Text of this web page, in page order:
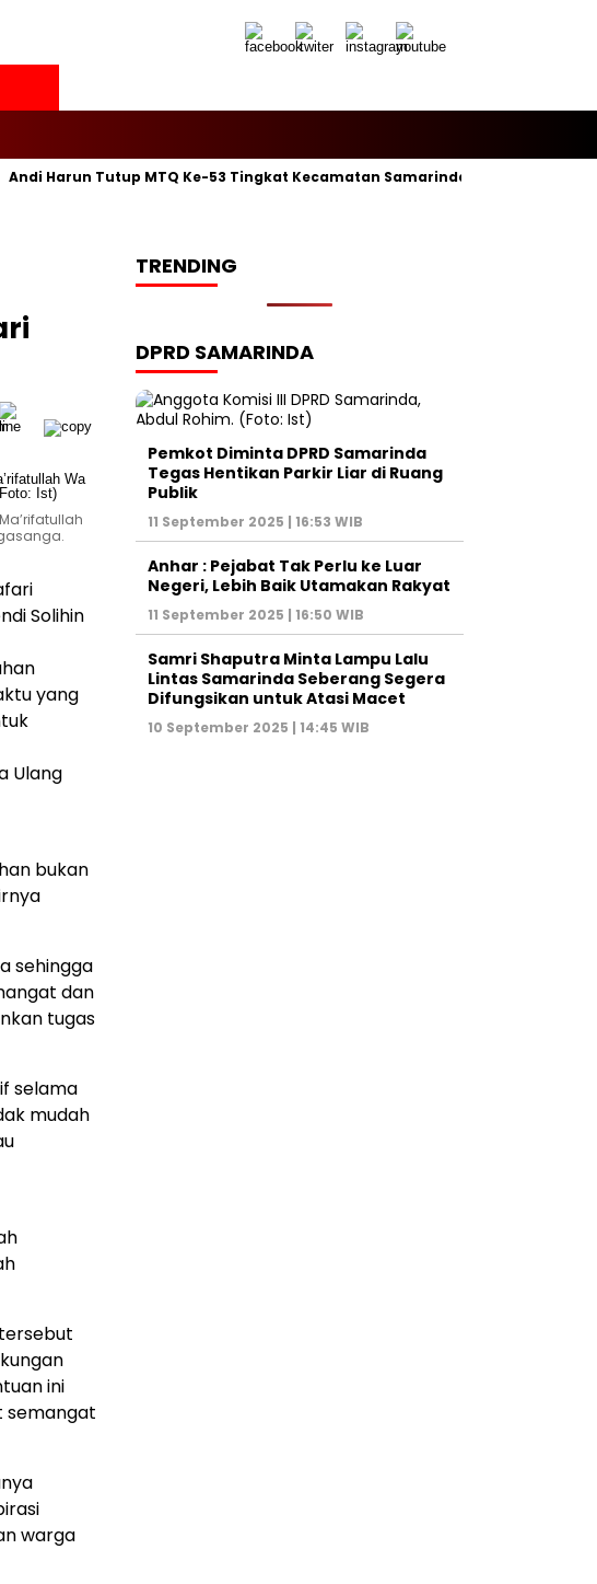
Andi Harun Tutup MTQ Ke-53 Tingkat Kecamatan Samarinda Ilir, Kelurahan
Solihin
yang
Ulang
bukan
sehingga
dan
tugas
selama
mudah
ini
semangat
warga
TRENDING
DPRD SAMARINDA
Pemkot Diminta DPRD Samarinda
Tegas Hentikan Parkir Liar di Ruang
Publik
11 September 2025 | 16:53 WIB
Anhar : Pejabat Tak Perlu ke Luar
Negeri, Lebih Baik Utamakan Rakyat
11 September 2025 | 16:50 WIB
Samri Shaputra Minta Lampu Lalu
Lintas Samarinda Seberang Segera
Difungsikan untuk Atasi Macet
10 September 2025 | 14:45 WIB